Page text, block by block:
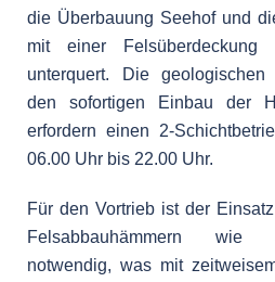
die Überbauung Seehof und
mit einer
unterquert. Die geologischen
den sofortigen Einbau der
erfordern einen 2-
06.00 Uhr bis 22.00 Uhr.
Für den Vortrieb ist der
Felsabbauhämmern wie
notwendig, was mit